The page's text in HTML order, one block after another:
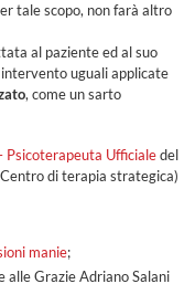
tale scopo, non farà altro
al paziente ed al suo
uguali applicate
, come un sarto
Psicoterapeuta Ufficialedel
Centro di terapia strategica)
manie;
alle Grazie Adriano Salani